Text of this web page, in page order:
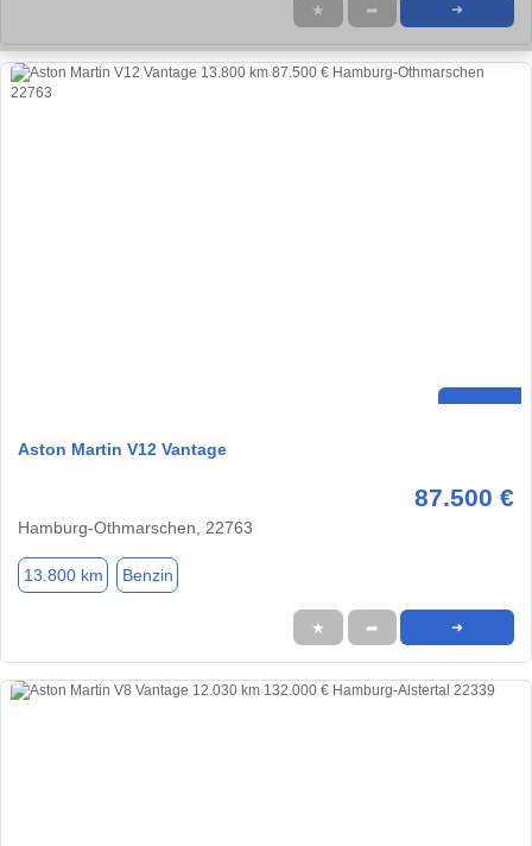
★ ➦ ➜
Aston Martin V12 Vantage
87.500 €
Hamburg-Othmarschen, 22763
13.800 km Benzin
★ ➦ ➜